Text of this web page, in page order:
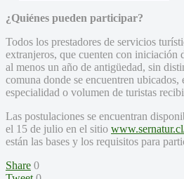
¿Quiénes pueden participar?
Todos los prestadores de servicios
extranjeros, que cuenten con iniciación
al menos un año de antigüedad, sin
comuna donde se encuentren
especialidad o volumen de turistas
Las postulaciones se encuentran
el 15 de julio en el sitio
están las bases y los requisitos para
Share 0